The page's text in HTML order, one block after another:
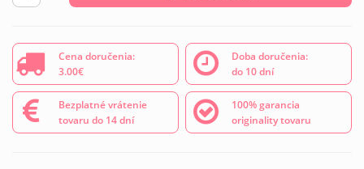
Cena doručenia:
3.00€
Doba doručenia:
do 10 dní
Bezplatné vrátenie
tovaru do 14 dní
100% garancia
originality tovaru